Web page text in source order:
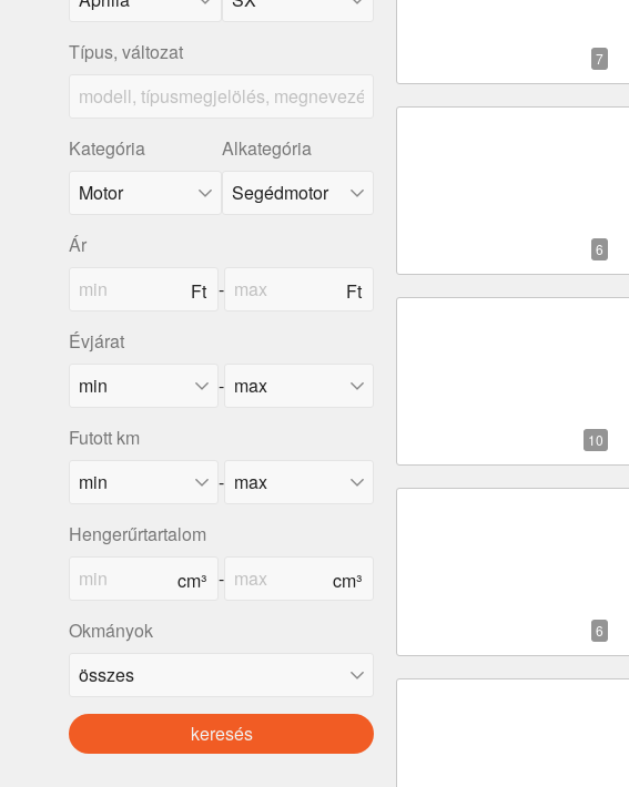
Típus, változat
Kategória Alkategória
Ár
-
Évjárat
-
Futott km
-
Hengerűrtartalom
-
Okmányok
keresés